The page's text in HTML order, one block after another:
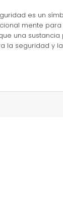
es un
mente
una sustancia
la seguridad y